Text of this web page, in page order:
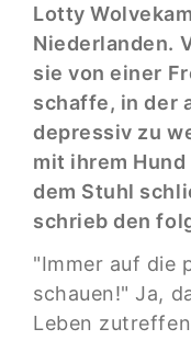
Lotty
Niederlanden.
sie von einer
schaffe, in der
depressiv zu
mit ihrem
dem Stuhl
schrieb den
"Immer auf die
schauen!" Ja,
Leben